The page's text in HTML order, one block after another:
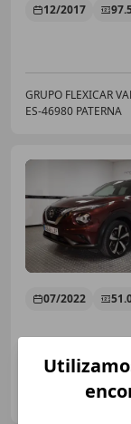
12/2017
GRUPO FLEXICAR
ES-46980 PATERNA
07/2022
INNOVACAR
ES-46970 ALAQUAS